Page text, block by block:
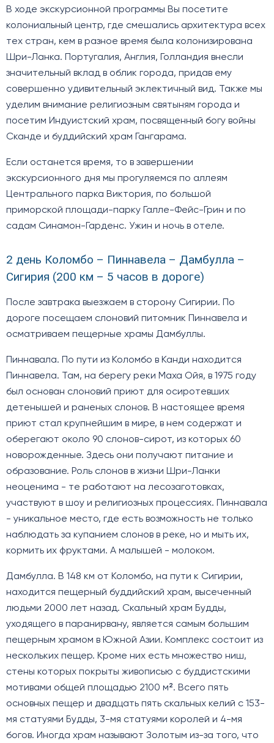
В ходе экскурсионной программы Вы посетите
колониальный центр, где смешались архитектура всех
тех стран, кем в разное время была колонизирована
Шри-Ланка. Португалия, Англия, Голландия внесли
значительный вклад в облик города, придав ему
совершенно удивительный эклектичный вид. Также мы
уделим внимание религиозным святыням города и
посетим Индуистский храм, посвященный богу войны
Сканде и буддийский храм Гангарама.
Если останется время, то в завершении
экскурсионного дня мы прогуляемся по аллеям
Центрального парка Виктория, по большой
приморской площади-парку Галле-Фейс-Грин и по
садам Синамон-Гарденс. Ужин и ночь в отеле.
2 день Коломбо – Пиннавела – Дамбулла –
Сигирия (200 км – 5 часов в дороге)
После завтрака выезжаем в сторону Сигирии. По
дороге посещаем слоновий питомник Пиннавела и
осматриваем пещерные храмы Дамбуллы.
Пиннавала. По пути из Коломбо в Канди находится
Пиннавела. Там, на берегу реки Маха Ойя, в 1975 году
был основан слоновий приют для осиротевших
детенышей и раненых слонов. В настоящее время
приют стал крупнейшим в мире, в нем содержат и
оберегают около 90 слонов-сирот, из которых 60
новорожденные. Здесь они получают питание и
образование. Роль слонов в жизни Шри-Ланки
неоценима - те работают на лесозаготовках,
участвуют в шоу и религиозных процессиях. Пиннавала
- уникальное место, где есть возможность не только
наблюдать за купанием слонов в реке, но и мыть их,
кормить их фруктами. А малышей - молоком.
Дамбулла. В 148 км от Коломбо, на пути к Сигирии,
находится пещерный буддийский храм, высеченный
людьми 2000 лет назад. Скальный храм Будды,
уходящего в паранирвану, является самым большим
пещерным храмом в Южной Азии. Комплекс состоит из
нескольких пещер. Кроме них есть множество ниш,
стены которых покрыты живописью с буддистскими
мотивами общей площадью 2100 м². Всего пять
основных пещер и двадцать пять скальных келий с 153-
мя статуями Будды, 3-мя статуями королей и 4-мя
богов. Иногда храм называют Золотым из-за того, что